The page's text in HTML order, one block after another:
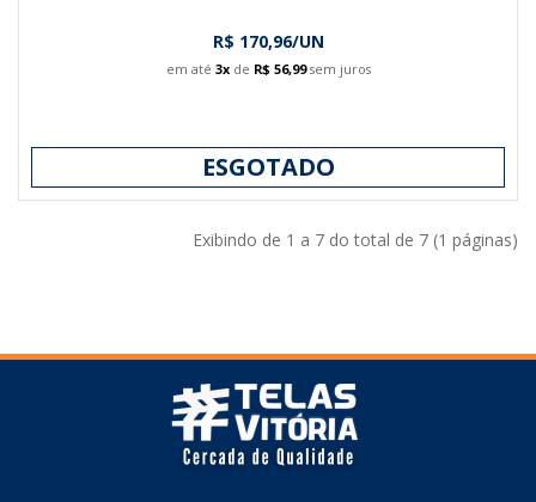
R$ 170,96/UN
em até 3xde R$ 56,99sem juros
ESGOTADO
Exibindo de 1 a 7 do total de 7 (1 páginas)